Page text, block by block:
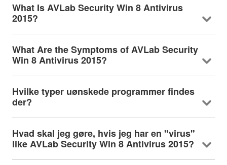
What Is AVLab Security Win 8 Antivirus
2015?
What Are the Symptoms of AVLab Security
Win 8 Antivirus 2015?
Hvilke typer uønskede programmer findes
der?
Hvad skal jeg gøre, hvis jeg har en "virus"
like AVLab Security Win 8 Antivirus 2015?